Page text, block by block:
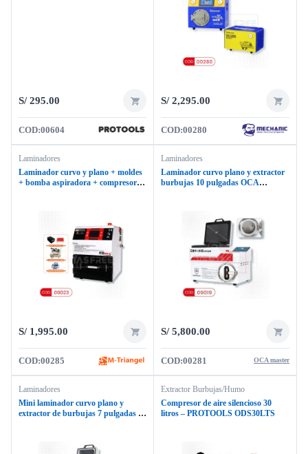
S/295.00
COD:00604
S/2,295.00
COD:00280
Laminadores
Laminador curvo y plano + moldes
+ bomba aspiradora + compresor
S/1,995.00
COD:00285
Laminadores
Laminador curvo plano y extractor
burbujas 10 pulgadas OCA
S/5,800.00
COD:00281 OCA master
Laminadores
Mini laminador curvo plano y
extractor de burbujas 7 pulgadas +
Extractor Burbujas/Humo
Compresor de aire silencioso 30
litros – PROTOOLS ODS30LTS